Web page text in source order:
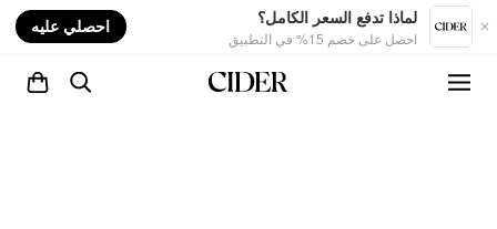
لماذا تدفع السعر الكامل؟
احصل على خصم 15% في التطبيق
احصلي عليه